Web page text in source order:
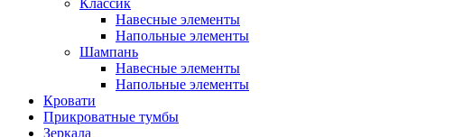
Классик
Навесные элементы
Напольные элементы
Шампань
Навесные элементы
Напольные элементы
Кровати
Прикроватные тумбы
Зеркала